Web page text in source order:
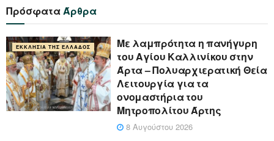
Πρόσφατα Άρθρα
ΕΚΚΛΗΣΊΑ ΤΗΣ ΕΛΛΆΔΟΣ
Με λαμπρότητα η πανήγυρη
του Αγίου Καλλινίκου στην
Άρτα – Πολυαρχιερατική Θεία
Λειτουργία για τα
ονομαστήρια του
Μητροπολίτου Άρτης
8 Αυγούστου 2026